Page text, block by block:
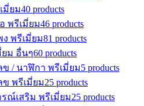
มี่ยม40 products
พรีเมี่ยม46 products
พรีเมี่ยม81 products
ม อื่นๆ60 products
ข / นาฬิกา พรีเมี่ยม5 products
ข พรีเมี่ยม25 products
รณ์เสริม พรีเมี่ยม25 products